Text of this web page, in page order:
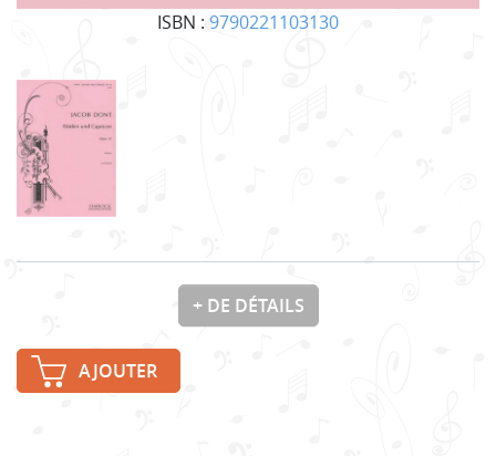
ISBN : 9790221103130
+ DE DÉTAILS
AJOUTER